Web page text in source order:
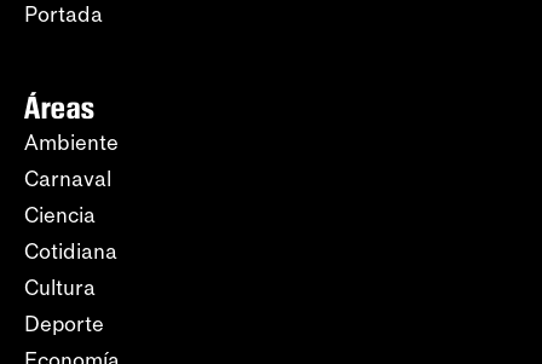
Portada
Áreas
Ambiente
Carnaval
Ciencia
Cotidiana
Cultura
Deporte